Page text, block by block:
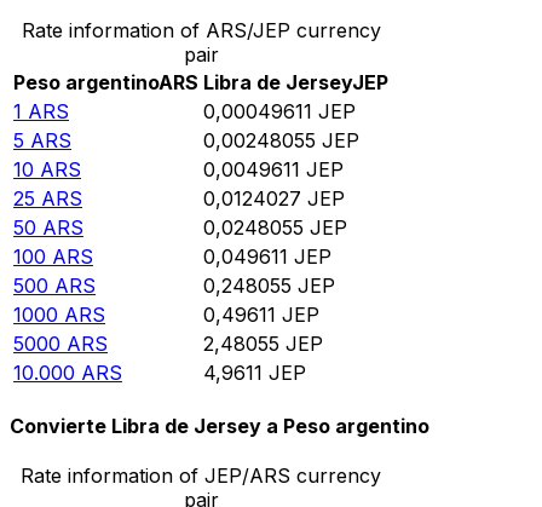
Rate information of ARS/JEP currency
pair
Peso argentinoARS Libra de JerseyJEP
1 ARS 0,00049611 JEP
5 ARS 0,00248055 JEP
10 ARS 0,0049611 JEP
25 ARS 0,0124027 JEP
50 ARS 0,0248055 JEP
100 ARS 0,049611 JEP
500 ARS 0,248055 JEP
1000 ARS 0,49611 JEP
5000 ARS 2,48055 JEP
10.000 ARS 4,9611 JEP
Convierte Libra de Jersey a Peso argentino
Rate information of JEP/ARS currency
pair